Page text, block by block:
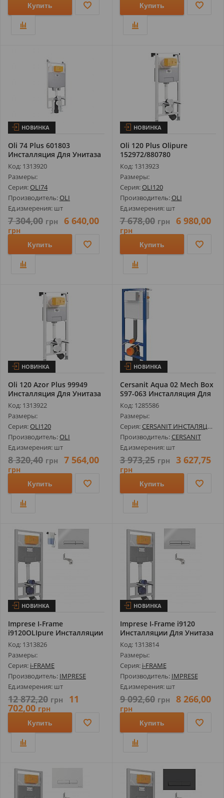
Купить Купить
НОВИНКА
Oli 74 Plus 601803
Инсталляция Для Унитаза
Код: 1313920
Размеры:
Серия:OLI74
Производитель:OLI
Ед.измерения: шт
7 304,00 грн 6 640,00
грн
Купить
НОВИНКА
Oli 120 Plus Olipure
152972/880780
Инсталляция Для У...
Код: 1313923
Размеры:
Серия:OLI120
Производитель:OLI
Ед.измерения: шт
7 678,00 грн 6 980,00
грн
Купить
НОВИНКА
Oli 120 Azor Plus 99949
Инсталляция Для Унитаза
Код: 1313922
Размеры:
Серия:OLI120
Производитель:OLI
Ед.измерения: шт
8 320,40 грн 7 564,00
грн
Купить
НОВИНКА
Cersanit Aqua 02 Mech Box
S97-063 Инсталляция Для
Ун...
Код: 1285586
Размеры:
Серия: CERSANIT ИНСТАЛЯЦИИ
Производитель: CERSANIT
Ед.измерения: шт
3 973,25 грн 3 627,75
грн
Купить
НОВИНКА
Imprese I-Frame
i9120OLIpure Инсталляции
Для Унитаза...
Код: 1313826
Размеры:
Серия: i-FRAME
Производитель: IMPRESE
Ед.измерения: шт
12 872,20 грн 11
702,00 грн
Купить
НОВИНКА
Imprese I-Frame i9120
Инсталляции Для Унитаза
3В1 (И...
Код: 1313814
Размеры:
Серия: i-FRAME
Производитель: IMPRESE
Ед.измерения: шт
9 092,60 грн 8 266,00
грн
Купить